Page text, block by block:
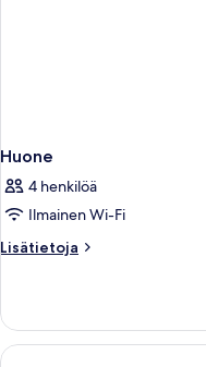
Huone
4 henkilöä
Ilmainen Wi-Fi
Lisätietoja
Lisätietoja